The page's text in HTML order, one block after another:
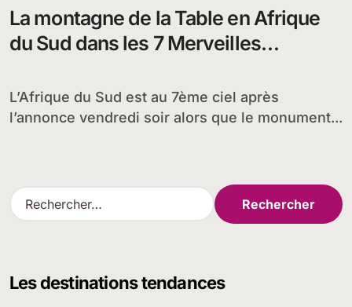
La montagne de la Table en Afrique
du Sud dans les 7 Merveilles
L’Afrique du Sud est au 7ème ciel après
l’annonce vendredi soir alors que le monument...
R
e
rLes destinations tendances